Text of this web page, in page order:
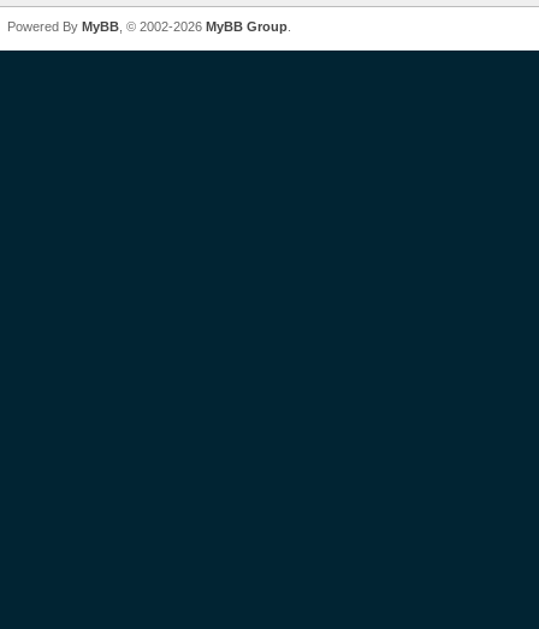
Powered By MyBB , © 2002-2026 MyBB Group